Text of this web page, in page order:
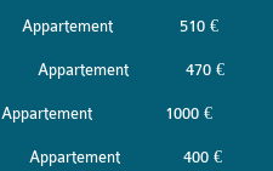
Appartement 510 €
Appartement 470 €
Appartement 1000 €
Appartement 400 €